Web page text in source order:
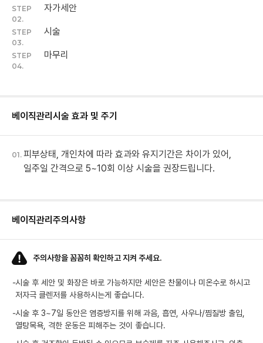
STEP
02.
자가세안
STEP
03.
시술
STEP
04.
마무리
베이직관리 시술 효과 및 주기
01. 피부상태, 개인차에 따라 효과와 유지기간은 차이가 있어,
일주일 간격으로 5~10회 이상 시술을 권장드립니다.
베이직관리 주의사항
주의사항을 꼼꼼히 확인하고 지켜 주세요.
-시술 후 세안 및 화장은 바로 가능하지만 세안은 찬물이나 미온수로 하시고
저자극 클렌저를 사용하시는게 좋습니다.
-시술 후 3~7일 동안은 염증방지를 위해 과음, 흡연, 사우나/찜질방 출입,
열탕목욕, 격한 운동은 피해주는 것이 좋습니다.